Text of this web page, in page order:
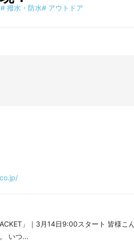
# 撥水・防水# アウトドア
日9:00スタート 皆様こんにちは！ DADA株式
いつ...